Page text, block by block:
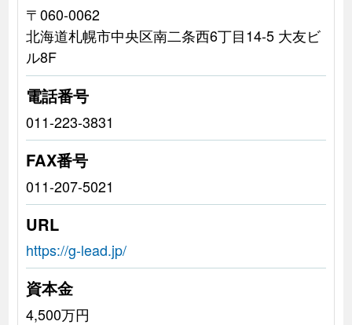
〒060-0062
北海道札幌市中央区南二条西6丁目14-5 大友ビ
ル8F
電話番号
011-223-3831
FAX番号
011-207-5021
URL
https://g-lead.jp/
資本金
4,500万円